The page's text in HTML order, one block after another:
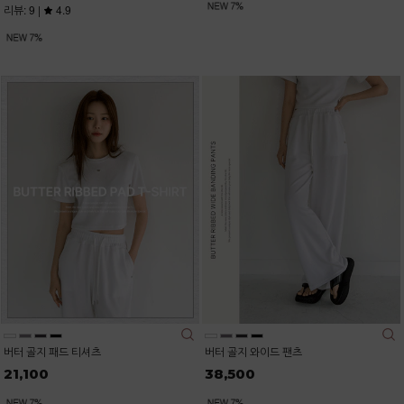
리뷰: 9 | 4.9
버터 골지 패드 티셔츠
21,100
버터 골지 와이드 팬츠
38,500